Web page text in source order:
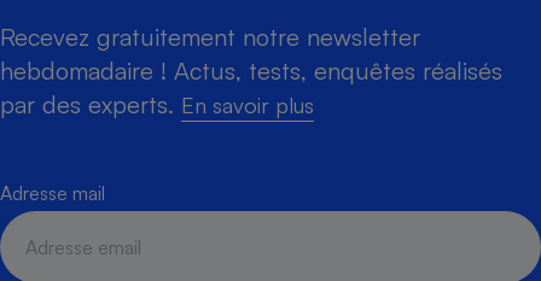
Recevez gratuitement notre newsletter
hebdomadaire ! Actus, tests, enquêtes réalisés
par des experts. En savoir plus
Adresse mail